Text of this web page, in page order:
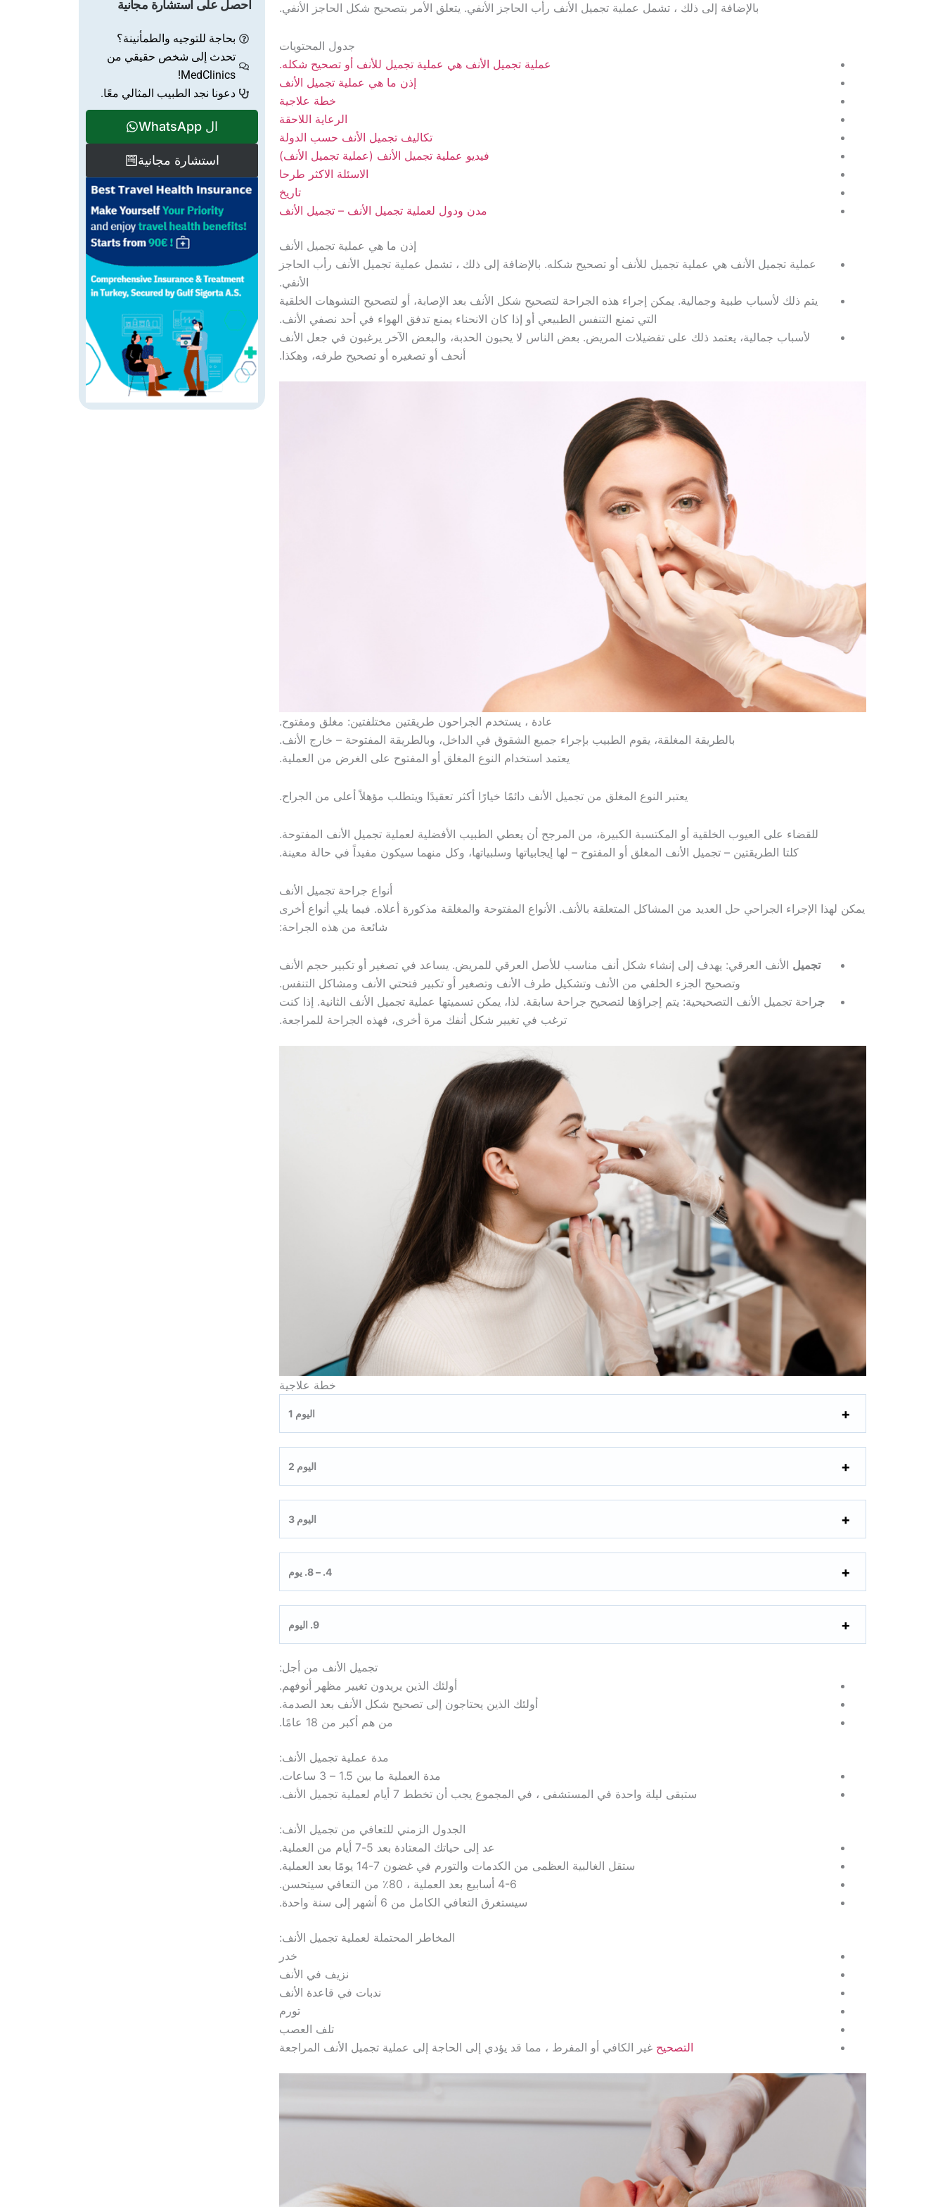
بالإضافة إلى ذلك ، تشمل عملية تجميل الأنف رأب الحاجز الأنفي. يتعلق الأمر بتصحيح شكل الحاجز الأنفي.
جدول المحتويات
عملية تجميل الأنف هي عملية تجميل للأنف أو تصحيح شكله.
إذن ما هي عملية تجميل الأنف
خطة علاجية
الرعاية اللاحقة
تكاليف تجميل الأنف حسب الدولة
فيديو عملية تجميل الأنف (عملية تجميل الأنف)
الاسئلة الاكثر طرحا
تاريخ
مدن ودول لعملية تجميل الأنف – تجميل الأنف
إذن ما هي عملية تجميل الأنف
عملية تجميل الأنف هي عملية تجميل للأنف أو تصحيح شكله. بالإضافة إلى ذلك ، تشمل عملية تجميل الأنف رأب الحاجز
الأنفي.
يتم ذلك لأسباب طبية وجمالية. يمكن إجراء هذه الجراحة لتصحيح شكل الأنف بعد الإصابة، أو لتصحيح التشوهات الخلقية
التي تمنع التنفس الطبيعي أو إذا كان الانحناء يمنع تدفق الهواء في أحد نصفي الأنف.
لأسباب جمالية، يعتمد ذلك على تفضيلات المريض. بعض الناس لا يحبون الحدبة، والبعض الآخر يرغبون في جعل الأنف
أنحف أو تصغيره أو تصحيح طرفه، وهكذا.
عادة ، يستخدم الجراحون طريقتين مختلفتين: مغلق ومفتوح.
بالطريقة المغلقة، يقوم الطبيب بإجراء جميع الشقوق في الداخل، وبالطريقة المفتوحة – خارج الأنف.
يعتمد استخدام النوع المغلق أو المفتوح على الغرض من العملية.
يعتبر النوع المغلق من تجميل الأنف دائمًا خيارًا أكثر تعقيدًا ويتطلب مؤهلاً أعلى من الجراح.
للقضاء على العيوب الخلقية أو المكتسبة الكبيرة، من المرجح أن يعطي الطبيب الأفضلية لعملية تجميل الأنف المفتوحة.
كلتا الطريقتين – تجميل الأنف المغلق أو المفتوح – لها إيجابياتها وسلبياتها، وكل منهما سيكون مفيداً في حالة معينة.
أنواع جراحة تجميل الأنف
يمكن لهذا الإجراء الجراحي حل العديد من المشاكل المتعلقة بالأنف. الأنواع المفتوحة والمغلقة مذكورة أعلاه. فيما يلي أنواع أخرى
شائعة من هذه الجراحة:
تجميل الأنف العرقي: يهدف إلى إنشاء شكل أنف مناسب للأصل العرقي للمريض. يساعد في تصغير أو تكبير حجم الأنف
وتصحيح الجزء الخلفي من الأنف وتشكيل طرف الأنف وتصغير أو تكبير فتحتي الأنف ومشاكل التنفس.
جراحة تجميل الأنف التصحيحية: يتم إجراؤها لتصحيح جراحة سابقة. لذا، يمكن تسميتها عملية تجميل الأنف الثانية. إذا كنت
ترغب في تغيير شكل أنفك مرة أخرى، فهذه الجراحة للمراجعة.
خطة علاجية
اليوم 1
اليوم 2
اليوم 3
4. – 8. يوم
9. اليوم
تجميل الأنف من أجل:
أولئك الذين يريدون تغيير مظهر أنوفهم.
أولئك الذين يحتاجون إلى تصحيح شكل الأنف بعد الصدمة.
من هم أكبر من 18 عامًا.
مدة عملية تجميل الأنف:
مدة العملية ما بين 1.5 – 3 ساعات.
ستبقى ليلة واحدة في المستشفى ، في المجموع يجب أن تخطط 7 أيام لعملية تجميل الأنف.
الجدول الزمني للتعافي من تجميل الأنف:
عد إلى حياتك المعتادة بعد 5-7 أيام من العملية.
ستقل الغالبية العظمى من الكدمات والتورم في غضون 7-14 يومًا بعد العملية.
4-6 أسابيع بعد العملية ، 80٪ من التعافي سيتحسن.
سيستغرق التعافي الكامل من 6 أشهر إلى سنة واحدة.
المخاطر المحتملة لعملية تجميل الأنف:
خدر
نزيف في الأنف
ندبات في قاعدة الأنف
تورم
تلف العصب
التصحيح غير الكافي أو المفرط ، مما قد يؤدي إلى الحاجة إلى عملية تجميل الأنف المراجعة
احصل على استشارة مجانية
بحاجة للتوجيه والطمأنينة؟
تحدث إلى شخص حقيقي من
MedClinics!
دعونا نجد الطبيب المثالي معًا.
ال WhatsApp
استشارة مجانية